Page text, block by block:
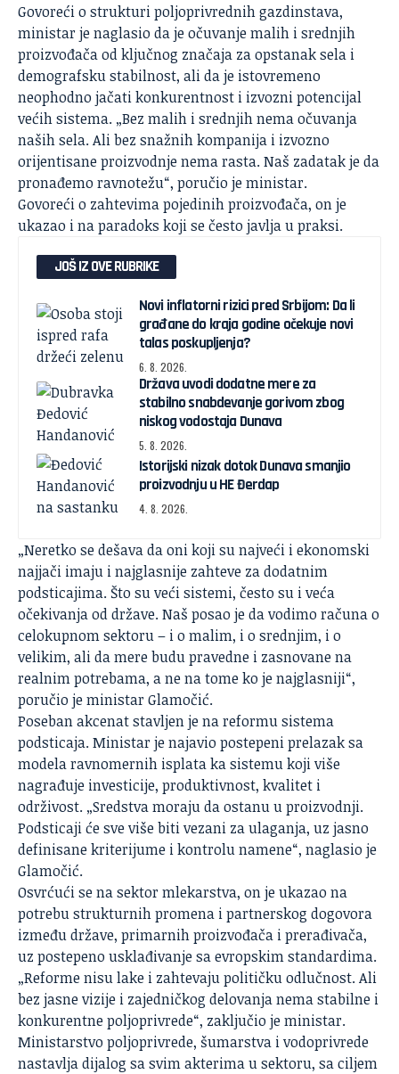
Govoreći o strukturi poljoprivrednih gazdinstava,
ministar je naglasio da je očuvanje malih i srednjih
proizvođača od ključnog značaja za opstanak sela i
demografsku stabilnost, ali da je istovremeno
neophodno jačati konkurentnost i izvozni potencijal
većih sistema. „Bez malih i srednjih nema očuvanja
naših sela. Ali bez snažnih kompanija i izvozno
orijentisane proizvodnje nema rasta. Naš zadatak je da
pronađemo ravnotežu“, poručio je ministar.
Govoreći o zahtevima pojedinih proizvođača, on je
ukazao i na paradoks koji se često javlja u praksi.
JOŠ IZ OVE RUBRIKE
Novi inflatorni rizici pred Srbijom: Da li
građane do kraja godine očekuje novi
talas poskupljenja?
6. 8. 2026.
Država uvodi dodatne mere za
stabilno snabdevanje gorivom zbog
niskog vodostaja Dunava
5. 8. 2026.
Istorijski nizak dotok Dunava smanjio
proizvodnju u HE Đerdap
4. 8. 2026.
„Neretko se dešava da oni koji su najveći i ekonomski
najjači imaju i najglasnije zahteve za dodatnim
podsticajima. Što su veći sistemi, često su i veća
očekivanja od države. Naš posao je da vodimo računa o
celokupnom sektoru – i o malim, i o srednjim, i o
velikim, ali da mere budu pravedne i zasnovane na
realnim potrebama, a ne na tome ko je najglasniji“,
poručio je ministar Glamočić.
Poseban akcenat stavljen je na reformu sistema
podsticaja. Ministar je najavio postepeni prelazak sa
modela ravnomernih isplata ka sistemu koji više
nagrađuje investicije, produktivnost, kvalitet i
održivost. „Sredstva moraju da ostanu u proizvodnji.
Podsticaji će sve više biti vezani za ulaganja, uz jasno
definisane kriterijume i kontrolu namene“, naglasio je
Glamočić.
Osvrćući se na sektor mlekarstva, on je ukazao na
potrebu strukturnih promena i partnerskog dogovora
između države, primarnih proizvođača i prerađivača,
uz postepeno usklađivanje sa evropskim standardima.
„Reforme nisu lake i zahtevaju političku odlučnost. Ali
bez jasne vizije i zajedničkog delovanja nema stabilne i
konkurentne poljoprivrede“, zaključio je ministar.
Ministarstvo poljoprivrede, šumarstva i vodoprivrede
nastavlja dijalog sa svim akterima u sektoru, sa ciljem